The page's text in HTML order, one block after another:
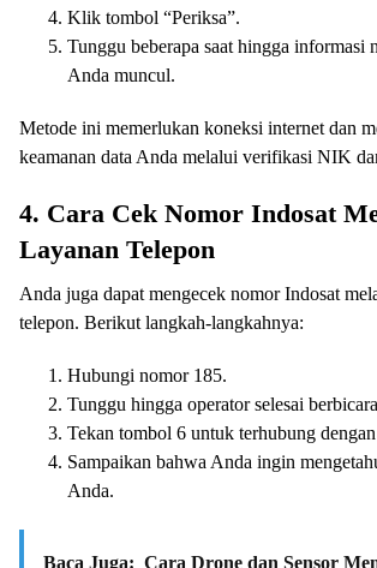
Klik tombol “Periksa”.
Tunggu beberapa saat hingga informasi
Anda muncul.
Metode ini memerlukan koneksi internet dan
keamanan data Anda melalui verifikasi NIK
4. Cara Cek Nomor Indosat
Layanan Telepon
Anda juga dapat mengecek nomor Indosat
telepon. Berikut langkah-langkahnya:
Hubungi nomor 185.
Tunggu hingga operator selesai
Tekan tombol 6 untuk terhubung
Sampaikan bahwa Anda ingin
Anda.
Baca Juga: Cara Drone dan Sensor